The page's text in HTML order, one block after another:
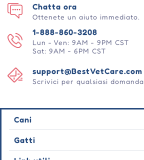
1-888-860-3208
Lun - Ven: 9AM - 9PM CST
Sat: 9AM - 6PM CST
support@BestVetCare.com
Scrivici per qualsiasi domanda
Chatta ora
Ottenete un aiuto immediato.
Cani
Pulci e zecche
Vermi cardiaci
Gatti
Pulci e zecche